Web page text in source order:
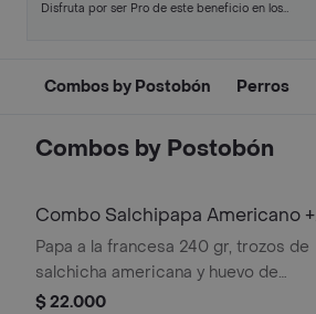
Disfruta por ser Pro de este beneficio en los
Combos by Postobón Perros
Combos by Postobón
Combo Salchipapa Americano +
Hit Mango 300 ml
Papa a la francesa 240 gr, trozos de
salchicha americana y huevo de
codorniz. + Jugos.
$ 22.000